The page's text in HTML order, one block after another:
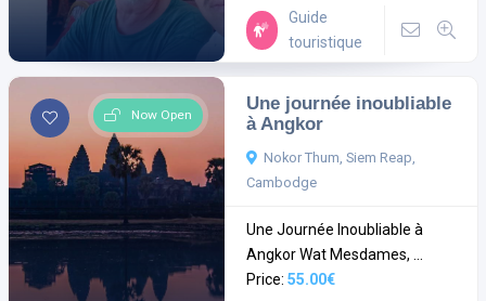
Guide
touristique
Now Open
Une journée inoubliable
à Angkor
Nokor Thum, Siem Reap,
Cambodge
Une Journée Inoubliable à
Angkor Wat Mesdames, ...
Price: 55.00€